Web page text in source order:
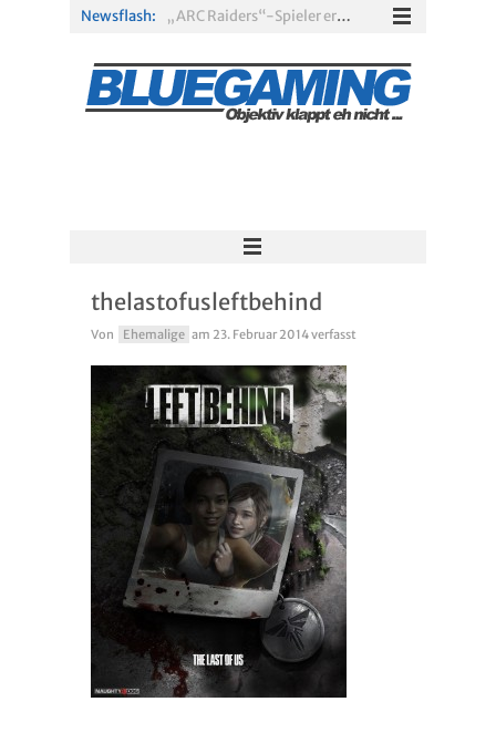
Newsflash:
„ARC Raiders“-Spieler erhalten exklusives Outfit für „The Finals“
PS5-Disc vor dem Aus: Warum der Fan-Protest gegen Sony ins Leere läuft
„Borderlands 4“ trifft „Subnautica“: Kostenloses Update schickt euch in die Tiefsee
Xbox Game Pass: Diese neuen Spiele erscheinen im August 2026
thelastofusleftbehind
Von Ehemalige am 23. Februar 2014verfasst